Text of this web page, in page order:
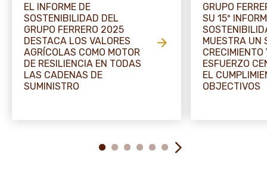
EL INFORME DE
SOSTENIBILIDAD DEL
GRUPO FERRERO 2025
DESTACA LOS VALORES
AGRÍCOLAS COMO MOTOR
DE RESILIENCIA EN TODAS
LAS CADENAS DE
SUMINISTRO
GRUPO
SU 15º
MUESTRA UN
CRECIMIENTO
ESFUERZO
EL
OBJECTIVOS